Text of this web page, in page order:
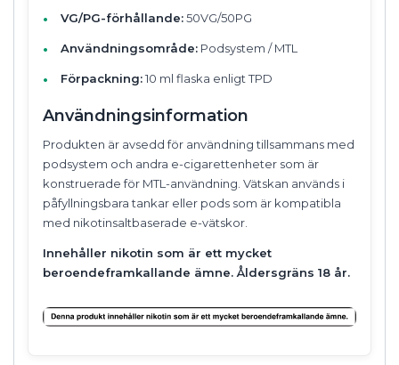
VG/PG-förhållande:50VG/50PG
Användningsområde: Podsystem / MTL
Förpackning:10 ml flaska enligt TPD
Användningsinformation
Produkten är avsedd för användning tillsammans med
podsystem och andra e-cigarettenheter som är
konstruerade för MTL-användning. Vätskan används i
påfyllningsbara tankar eller pods som är kompatibla
med nikotinsaltbaserade e-vätskor.
Innehåller nikotin som är ett mycket
beroendeframkallande ämne. Åldersgräns 18 år.